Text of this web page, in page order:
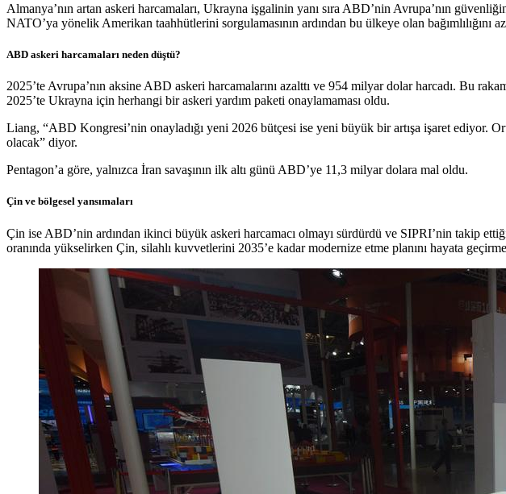
Almanya’nın artan askeri harcamaları, Ukrayna işgalinin yanı sıra ABD’nin Avrupa’nın
NATO’ya yönelik Amerikan taahhütlerini sorgulamasının ardından bu ülkeye olan bağımlılığını
ABD askeri harcamaları neden düştü?
2025’te Avrupa’nın aksine ABD askeri harcamalarını azalttı ve 954 milyar dolar harcadı. Bu
2025’te Ukrayna için herhangi bir askeri yardım paketi onaylamaması oldu.
Liang, “ABD Kongresi’nin onayladığı yeni 2026 bütçesi ise yeni büyük bir artışa işaret ediyor.
olacak” diyor.
Pentagon’a göre, yalnızca İran savaşının ilk altı günü ABD’ye 11,3 milyar dolara mal oldu.
Çin ve bölgesel yansımaları
Çin ise ABD’nin ardından ikinci büyük askeri harcamacı olmayı sürdürdü ve SIPRI’nin takip
oranında yükselirken Çin, silahlı kuvvetlerini 2035’e kadar modernize etme planını hayata